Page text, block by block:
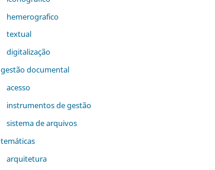
hemerografico
textual
digitalização
gestão documental
acesso
instrumentos de gestão
sistema de arquivos
temáticas
arquitetura